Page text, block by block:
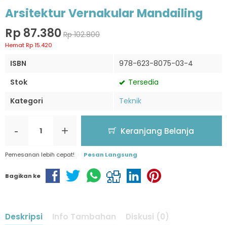
Arsitektur Vernakular Mandailing
Rp 87.380 Rp 102.800
Hemat Rp 15.420
ISBN
978-623-8075-03-4
Stok
Tersedia
Kategori
Teknik
- + Keranjang Belanja
Pemesanan lebih cepat! Pesan Langsung
Bagikan ke
Deskripsi Info Tambahan Diskusi (0)